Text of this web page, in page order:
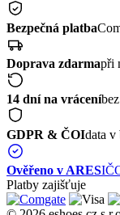
Bezpečná platba
Doprava zdarmapři
14 dní na vrácení
GDPR & ČOIdata v
Ověřeno v ARES
Platby zajišťuje